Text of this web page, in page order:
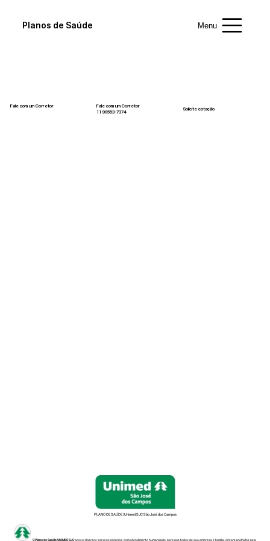
Planos de Saúde Menu
Fale com um Corretor
Fale com um Corretor
11 99553-7374
Solicite cotação
PLANO DE SAÚDE | Unimed SJC São José dos Campos
O Plano de SaúdeUNIMED SJCpossui diversos serviços próprios, com atendimento humanizado, para que todos de sua empresa e família, sintam acolhidos pela